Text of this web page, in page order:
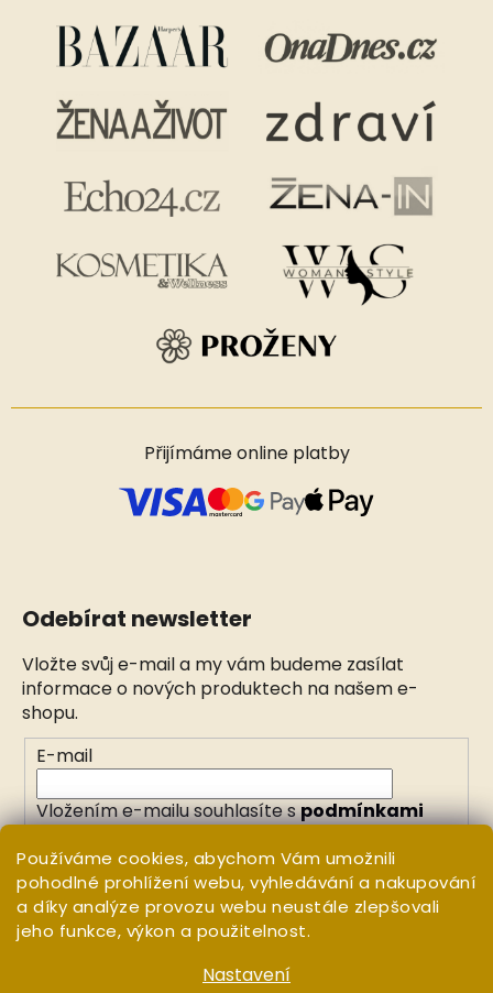
Používáme cookies, abychom Vám umožnili
pohodlné prohlížení webu, vyhledávání a nakupování
a díky analýze provozu webu neustále zlepšovali
jeho funkce, výkon a použitelnost.
Nastavení
Přijímáme online platby
Odebírat newsletter
Vložte svůj e-mail a my vám budeme zasílat
informace o nových produktech na našem e-
shopu.
E-mail
Vložením e-mailu souhlasíte spodmínkami
PŘIHLÁSIT SE